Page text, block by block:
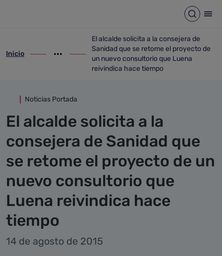
Abrir
ir-a inicio
Inicio
Mostrar opciones del camino de migas
ir-a El alcalde solicita a la consejera
El alcalde solicita a la consejera de
Sanidad que se retome el proyecto de
un nuevo consultorio que Luena
reivindica hace tiempo
Noticias Portada
El alcalde solicita a la
consejera de Sanidad que
se retome el proyecto de un
nuevo consultorio que
Luena reivindica hace
tiempo
14 de agosto de 2015